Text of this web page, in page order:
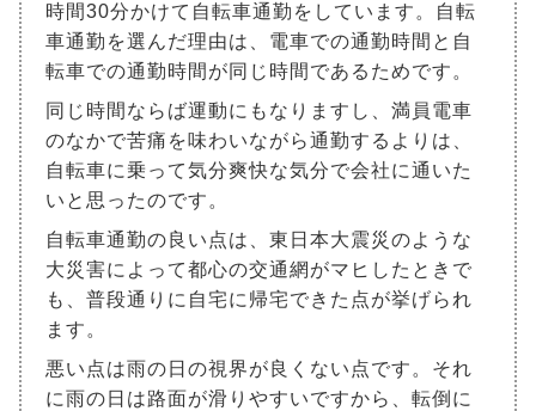
時間30分かけて自転車通勤をしています。自転
車通勤を選んだ理由は、電車での通勤時間と自
転車での通勤時間が同じ時間であるためです。
同じ時間ならば運動にもなりますし、満員電車
のなかで苦痛を味わいながら通勤するよりは、
自転車に乗って気分爽快な気分で会社に通いた
いと思ったのです。
自転車通勤の良い点は、東日本大震災のような
大災害によって都心の交通網がマヒしたときで
も、普段通りに自宅に帰宅できた点が挙げられ
ます。
悪い点は雨の日の視界が良くない点です。それ
に雨の日は路面が滑りやすいですから、転倒に